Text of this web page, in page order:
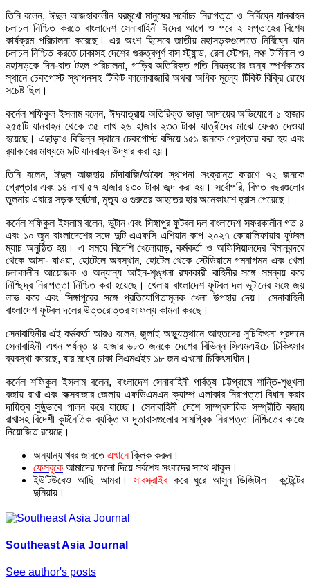
তিনি বলেন, ঈদুল আজহাকালীন ঘরমুখো মানুষের সর্বোচ্চ নিরাপত্তা ও নির্বিঘ্নে যানবাহন
চলাচল নিশ্চিত করতে বাংলাদেশ সেনাবাহিনী ঈদের আগে ও পরে ২ সপ্তাহের বিশেষ
কার্যক্রম পরিচালনা করেছে। এর অংশ হিসেবে জাতীয় মহাসড়কগুলোতে নির্বিঘ্নে যান
চলাচল নিশ্চিত করতে ঢাকাসহ দেশের গুরুত্বপূর্ণ বাস স্ট্যান্ড, রেল স্টেশন, লঞ্চ টার্মিনাল ও
মহাসড়কে দিন-রাত টহল পরিচালনা, গাড়ির অতিরিক্ত গতি নিয়ন্ত্রণের জন্য স্পর্শকাতর
স্থানে চেকপোস্ট স্থাপনসহ টিকিট কালোবাজারি অথবা অধিক মূল্যে টিকিট বিক্রি রোধে
সচেষ্ট ছিল।
কর্নেল শফিকুল ইসলাম বলেন, ঈদযাত্রায় অতিরিক্ত ভাড়া আদায়ের অভিযোগে ১ হাজার
২৫৫টি যানবাহন থেকে ৩৫ লাখ ২৬ হাজার ২৩৩ টাকা যাত্রীদের মাঝে ফেরত দেওয়া
হয়েছে। এছাড়াও বিভিন্ন স্থানে চেকপোস্ট বসিয়ে ১৫১ জনকে গ্রেপ্তার করা হয় এবং
র‍্যাকারের মাধ্যমে ৯টি যানবাহন উদ্ধার করা হয়।
তিনি বলেন, ঈদুল আজহায় চাঁদাবাজি/অবৈধ স্থাপনা সংক্রান্ত কারণে ৭২ জনকে
গ্রেপ্তার এবং ১৪ লাখ ৫৭ হাজার ৪৩০ টাকা জব্দ করা হয়। সর্বোপরি, বিগত বছরগুলোর
তুলনায় এবারে সড়ক দুর্ঘটনা, মৃত্যু ও গুরুতর আহতের হার অনেকাংশে হ্রাস পেয়েছে।
কর্নেল শফিকুল ইসলাম বলেন, ভুটান এবং সিঙ্গাপুর ফুটবল দল বাংলাদেশ সফরকালীন গত ৪
এবং ১০ জুন বাংলাদেশের সঙ্গে দুটি এএফসি এশিয়ান কাপ ২০২৭ কোয়ালিফায়ার ফুটবল
ম্যাচ অনুষ্ঠিত হয়। এ সময়ে বিদেশি খেলোয়াড়, কর্মকর্তা ও অফিসিয়ালদের বিমানবন্দরে
থেকে আসা- যাওয়া, হোটেলে অবস্থান, হোটেল থেকে স্টেডিয়ামে গমনাগমন এবং খেলা
চলাকালীন আয়োজক ও অন্যান্য আইন-শৃঙ্খলা রক্ষাকারী বাহিনীর সঙ্গে সমন্বয় করে
নিশ্ছিদ্র নিরাপত্তা নিশ্চিত করা হয়েছে। খেলায় বাংলাদেশ ফুটবল দল ভুটানের সঙ্গে জয়
লাভ করে এবং সিঙ্গাপুরের সঙ্গে প্রতিযোগিতামূলক খেলা উপহার দেয়। সেনাবাহিনী
বাংলাদেশ ফুটবল দলের উত্তরোত্তর সাফল্য কামনা করছে।
সেনাবাহিনীর এই কর্মকর্তা আরও বলেন, জুলাই অভ্যুত্থানে আহতদের সুচিকিৎসা প্রদানে
সেনাবাহিনী এখন পর্যন্ত ৪ হাজার ৬৮৩ জনকে দেশের বিভিন্ন সিএমএইচে চিকিৎসার
ব্যবস্থা করেছে, যার মধ্যে ঢাকা সিএমএইচ ১৮ জন এখনো চিকিৎসাধীন।
কর্নেল শফিকুল ইসলাম বলেন, বাংলাদেশ সেনাবাহিনী পার্বত্য চট্টগ্রামে শান্তি-শৃঙ্খলা
বজায় রাখা এবং কক্সবাজার জেলায় এফডিএমএন ক্যাম্প এলাকার নিরাপত্তা বিধান করার
দায়িত্ব সুষ্ঠুভাবে পালন করে যাচ্ছে। সেনাবাহিনী দেশে সাম্প্রদায়িক সম্প্রীতি বজায়
রাখাসহ বিদেশী কূটনৈতিক ব্যক্তি ও দূতাবাসগুলোর সামগ্রিক নিরাপত্তা নিশ্চিতের কাজে
নিয়োজিত রয়েছে।
অন্যান্য খবর জানতে এখানে ক্লিক করুন।
ফেসবুকে আমাদের ফলো দিয়ে সর্বশেষ সংবাদের সাথে থাকুন।
ইউটিউবেও আছি আমরা।
সাবস্ক্রাইব করে ঘুরে আসুন ডিজিটাল কন্টেন্টের
দুনিয়ায়।
Southeast Asia Journal
See author's posts